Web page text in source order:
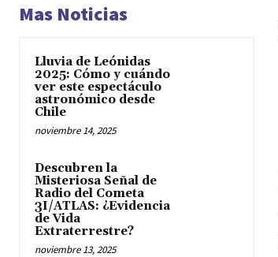
Mas Noticias
Lluvia de Leónidas
2025: Cómo y cuándo
ver este espectáculo
astronómico desde
Chile
noviembre 14, 2025
Descubren la
Misteriosa Señal de
Radio del Cometa
3I/ATLAS: ¿Evidencia
de Vida
Extraterrestre?
noviembre 13, 2025